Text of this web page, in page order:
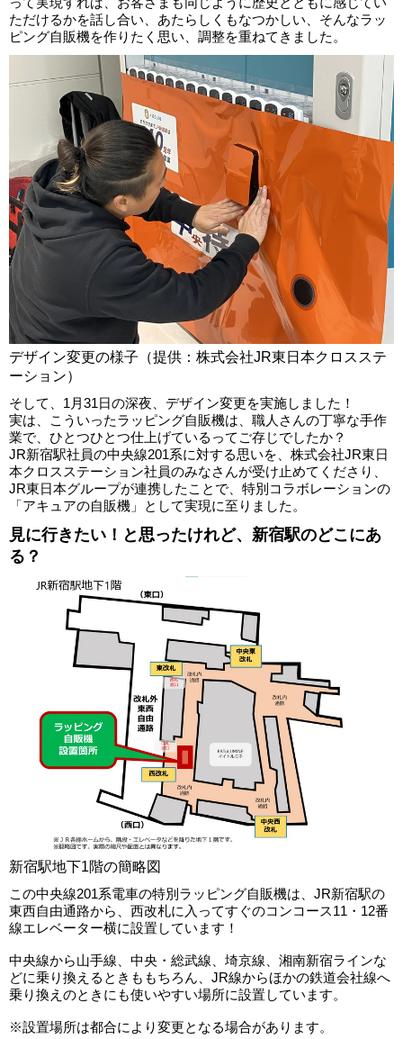
ただけるかを話し合い、あたらしくもなつかしい、そんなラッ
ピング自販機を作りたく思い、調整を重ねてきました。
デザイン変更の様子（提供：株式会社JR東日本クロスステ
ーション）
そして、1月31日の深夜、デザイン変更を実施しました！
実は、こういったラッピング自販機は、職人さんの丁寧な手作
業で、ひとつひとつ仕上げているってご存じでしたか？
JR新宿駅社員の中央線201系に対する思いを、株式会社JR東日
本クロスステーション社員のみなさんが受け止めてくださり、
JR東日本グループが連携したことで、特別コラボレーションの
「アキュアの自販機」として実現に至りました。
見に行きたい！と思ったけれど、新宿駅のどこにあ
る？
新宿駅地下1階の簡略図
この中央線201系電車の特別ラッピング自販機は、JR新宿駅の
東西自由通路から、西改札に入ってすぐのコンコース11・12番
線エレベーター横に設置しています！
中央線から山手線、中央・総武線、埼京線、湘南新宿ラインな
どに乗り換えるときももちろん、JR線からほかの鉄道会社線へ
乗り換えのときにも使いやすい場所に設置しています。
※設置場所は都合により変更となる場合があります。